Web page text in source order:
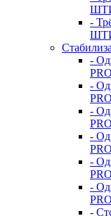
-
-
-
-
-
-
-
-